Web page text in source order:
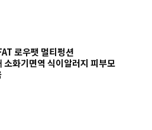
로우팻 멀티펑션
화기면역 식이알러지 피부모